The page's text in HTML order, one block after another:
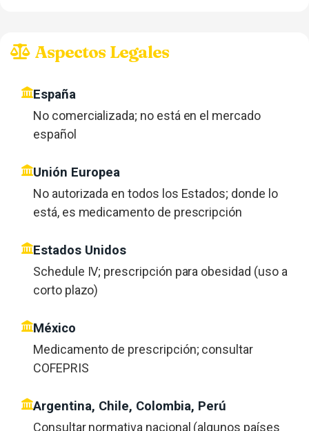
Aspectos Legales
España
No comercializada; no está en el mercado
español
Unión Europea
No autorizada en todos los Estados; donde lo
está, es medicamento de prescripción
Estados Unidos
Schedule IV; prescripción para obesidad (uso a
corto plazo)
México
Medicamento de prescripción; consultar
COFEPRIS
Argentina, Chile, Colombia, Perú
Consultar normativa nacional (algunos países